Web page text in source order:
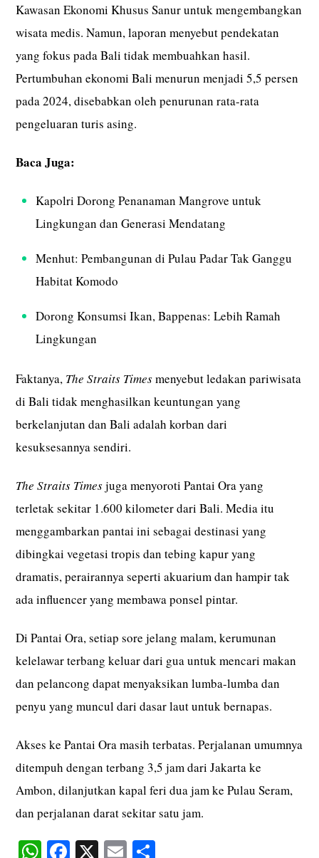
Kawasan Ekonomi Khusus Sanur untuk mengembangkan
wisata medis. Namun, laporan menyebut pendekatan
yang fokus pada Bali tidak membuahkan hasil.
Pertumbuhan ekonomi Bali menurun menjadi 5,5 persen
pada 2024, disebabkan oleh penurunan rata-rata
pengeluaran turis asing.
Baca Juga:
Kapolri Dorong Penanaman Mangrove untuk
Lingkungan dan Generasi Mendatang
Menhut: Pembangunan di Pulau Padar Tak Ganggu
Habitat Komodo
Dorong Konsumsi Ikan, Bappenas: Lebih Ramah
Lingkungan
Faktanya, The Straits Timesmenyebut ledakan pariwisata
di Bali tidak menghasilkan keuntungan yang
berkelanjutan dan Bali adalah korban dari
kesuksesannya sendiri.
The Straits Timesjuga menyoroti Pantai Ora yang
terletak sekitar 1.600 kilometer dari Bali. Media itu
menggambarkan pantai ini sebagai destinasi yang
dibingkai vegetasi tropis dan tebing kapur yang
dramatis, perairannya seperti akuarium dan hampir tak
ada influencer yang membawa ponsel pintar.
Di Pantai Ora, setiap sore jelang malam, kerumunan
kelelawar terbang keluar dari gua untuk mencari makan
dan pelancong dapat menyaksikan lumba-lumba dan
penyu yang muncul dari dasar laut untuk bernapas.
Akses ke Pantai Ora masih terbatas. Perjalanan umumnya
ditempuh dengan terbang 3,5 jam dari Jakarta ke
Ambon, dilanjutkan kapal feri dua jam ke Pulau Seram,
dan perjalanan darat sekitar satu jam.
W Fa X E